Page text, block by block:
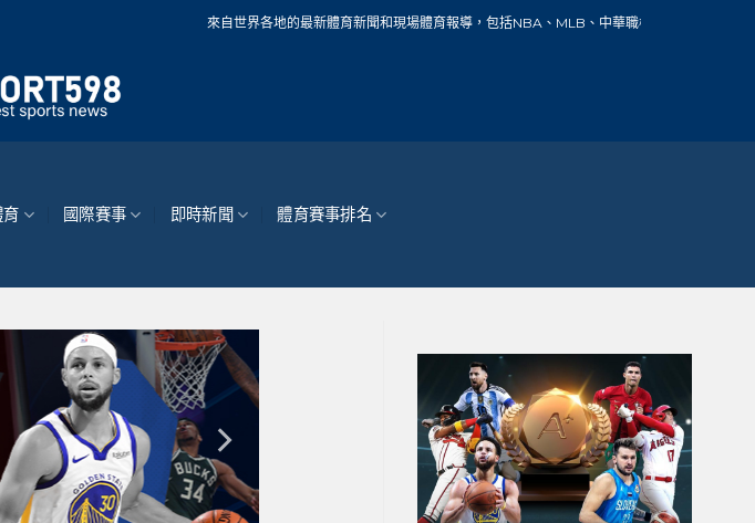
來自世界各地的最新體育新聞和現場體育報導，包括NBA、MLB、中華職棒、籃球、網球、足球、賽車、自
國際賽事 即時新聞 體育賽事排名